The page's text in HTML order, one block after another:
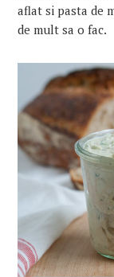
aflat si pasta de
de mult sa o fac.